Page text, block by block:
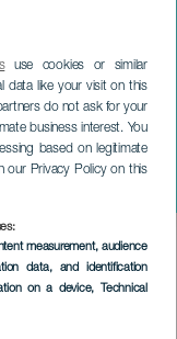
use cookies or similar
data like your visit on this
do not ask for your
business interest. You
based on legitimate
our Privacy Policy on this
measurement, audience
data, and identification
on a device, Technical